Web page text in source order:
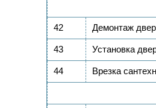
42 Демонтаж
43 Установка
44 Врезка